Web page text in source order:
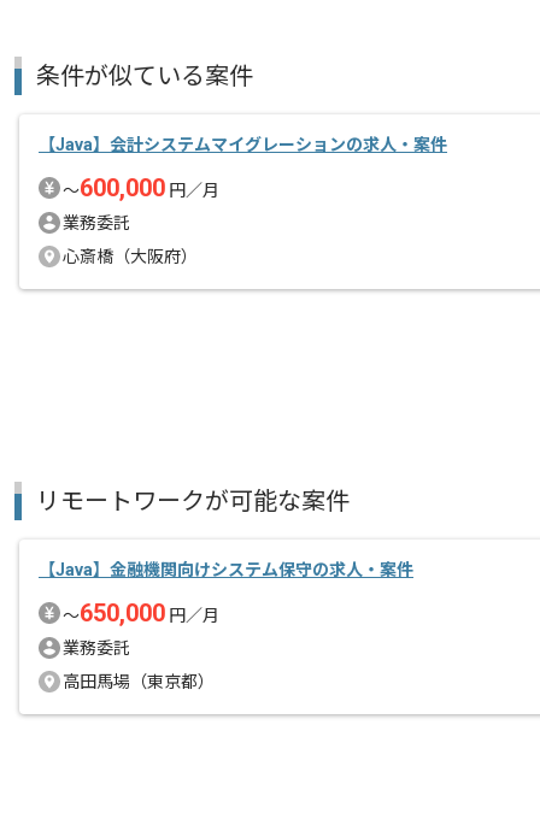
条件が似ている案件
【Java】会計システムマイグレーションの求人・案件
〜600,000 円／月
業務委託
心斎橋（大阪府）
リモートワークが可能な案件
【Java】金融機関向けシステム保守の求人・案件
〜650,000 円／月
業務委託
高田馬場（東京都）